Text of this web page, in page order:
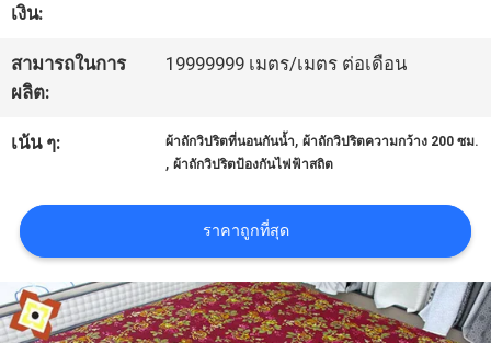
ควบคุม
คุณภาพ
เรา
ข่าว
เงิน:
สามารถในการ
ผลิต:
19999999 เมตร/เมตร ต่อเดือน
เน้น ๆ: ผ้าถักวิปริตที่นอนกันน้ำ,ผ้าถักวิปริตความกว้าง 200 ซม.
,ผ้าถักวิปริตป้องกันไฟฟ้าสถิต
ราคาถูกที่สุด